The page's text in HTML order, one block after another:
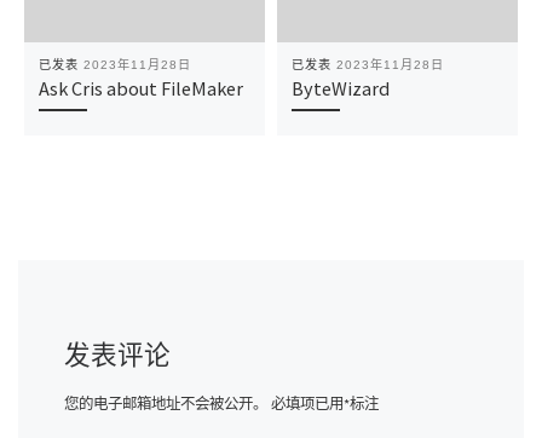
已发表 2023年11月28日
Ask Cris about FileMaker
已发表 2023年11月28日
ByteWizard
发表评论
您的电子邮箱地址不会被公开。 必填项已用*标注